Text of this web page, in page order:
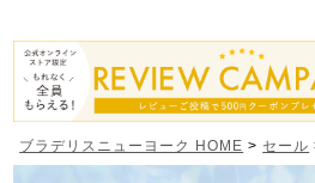
ブラデリスニューヨーク HOME セール